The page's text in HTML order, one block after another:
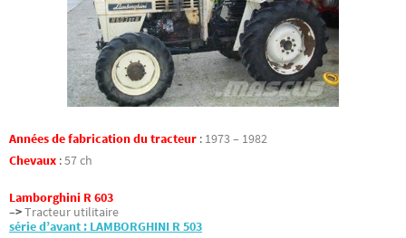
Années de fabrication du tracteur : 1973 – 1982
Chevaux :57 ch
Lamborghini R 603
–>Tracteur utilitaire
série d’avant : LAMBORGHINI R 503